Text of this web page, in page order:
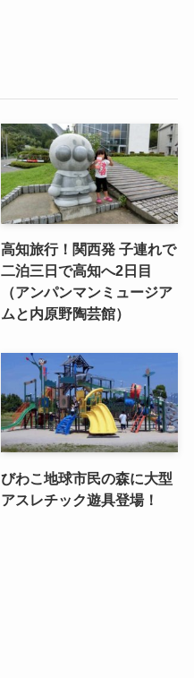
高知旅行！関西発 子連れで
二泊三日で高知へ2日目
（アンパンマンミュージア
ムと内原野陶芸館）
びわこ地球市民の森に大型
アスレチック遊具登場！